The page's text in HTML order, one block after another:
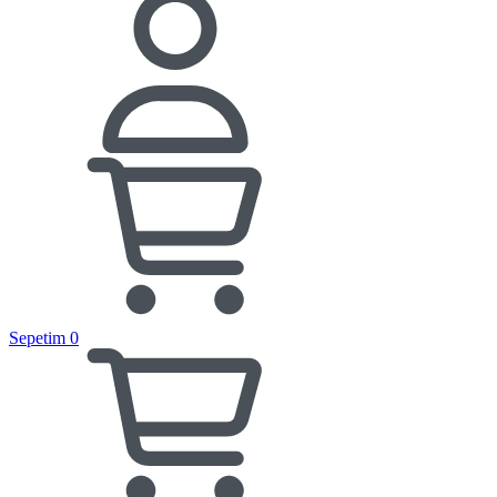
Sepetim 0